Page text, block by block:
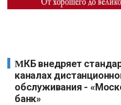
МКБ внедряет стандарт ISO20022 в
каналах
обслуживания -
банк»